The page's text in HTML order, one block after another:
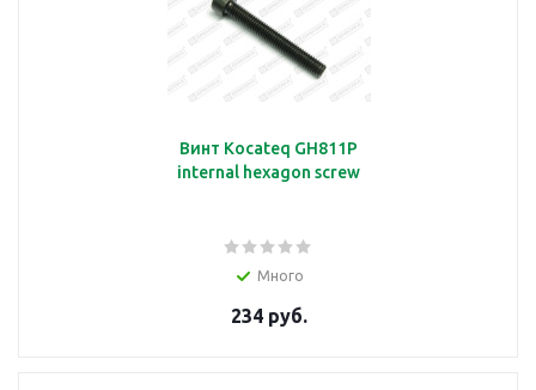
Винт Kocateq GH811P
internal hexagon screw
Много
234 руб.